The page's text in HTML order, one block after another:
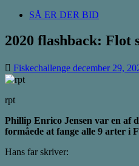
SÅ ER DER BID
2020 flashback:
Fiskechallenge december 29,
rpt
Phillip Enrico Jensen var en af
formåede at fange alle 9 arter
Hans far skriver: